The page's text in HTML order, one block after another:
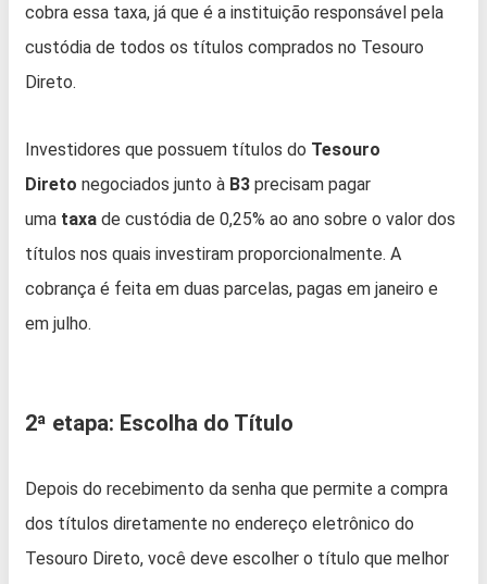
cobra essa taxa, já que é a instituição responsável pela
custódia de todos os títulos comprados no Tesouro
Direto.
Investidores que possuem títulos do Tesouro
Direto negociados junto à B3 precisam pagar
uma taxa de custódia de 0,25% ao ano sobre o valor dos
títulos nos quais investiram proporcionalmente. A
cobrança é feita em duas parcelas, pagas em janeiro e
em julho.
2ª etapa: Escolha do Título
Depois do recebimento da senha que permite a compra
dos títulos diretamente no endereço eletrônico do
Tesouro Direto, você deve escolher o título que melhor